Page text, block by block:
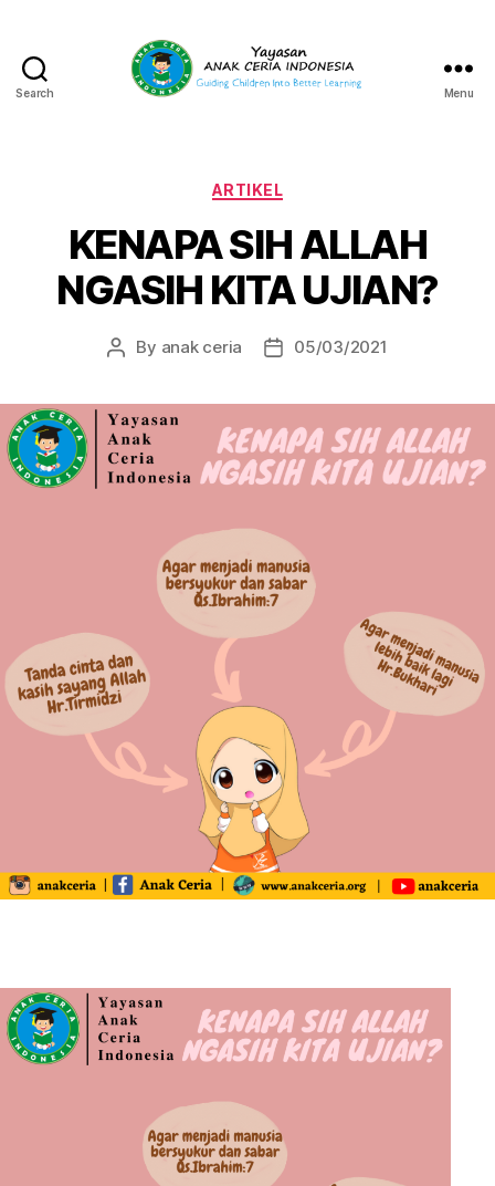
Search
Indonesia
Menu
Categories
ARTIKEL
KENAPA SIH ALLAH
NGASIH KITA UJIAN?
Post
By anak ceria
Post05/03/2021